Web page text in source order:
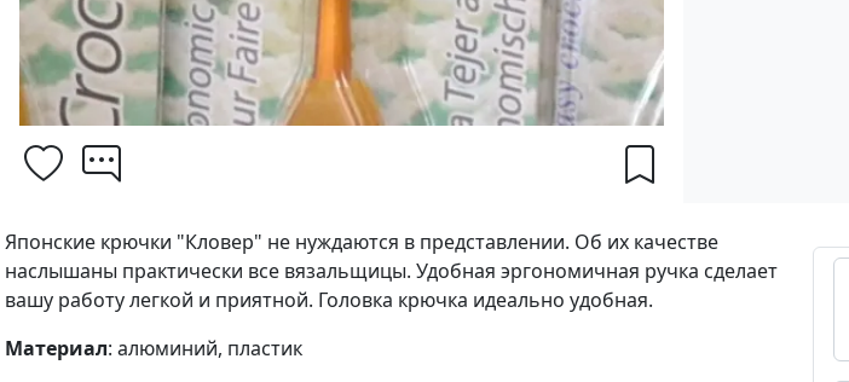
Японские крючки "Кловер" не нуждаются в представлении. Об их качестве
наслышаны практически все вязальщицы. Удобная эргономичная ручка сделает
вашу работу легкой и приятной. Головка крючка идеально удобная.
Материал: алюминий, пластик